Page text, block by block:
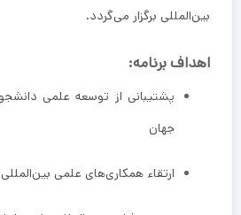
بین‌المللی برگزار می‌گردد.
اهداف برنامه:
پشتیبانی از توسعه علمی
جهان
ارتقاء همکاری‌های علمی بین‌المللی